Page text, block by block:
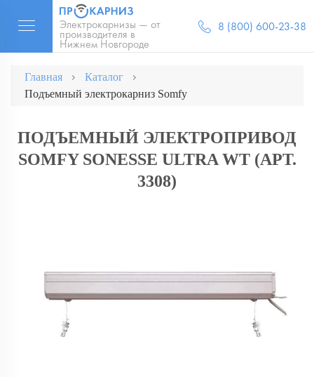
Электрокарнизы — от
производителя в
Нижнем Новгороде
8 (800) 600-23-38
Главная
Каталог
Подъемный электрокарниз Somfy
ПОДЪЕМНЫЙ ЭЛЕКТРОПРИВОД
SOMFY SONESSE ULTRA WT (АРТ.
3308)